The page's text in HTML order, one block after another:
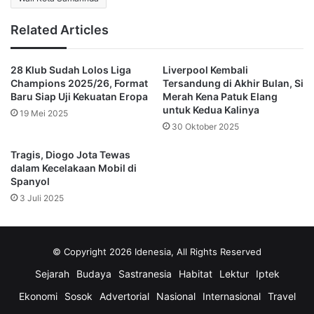
Keputusan tersebut membuat lini belakang Liverpool bisa
bernapas sejenak.
Liverpool Mencoba Mengontrol
Tempo, Tapi Finishing Tumpul
Memasuki 30 menit pertama, Liverpool menguasai bola
Ekitike mendapatkan kesempatan emas pada menit ke-31,
namun sepakannya dapat ditepis Kovar. Dari sepak pojok
yang dihasilkan, Virgil van Dijk hampir membuat gol melalui
memantul keluar.
Ekitike kembali mencoba memperbesar peluang Liverpool,
yang tampil luar biasa. Hingga turun minum, kedua tim
Related Articles
28 Klub Sudah Lolos Liga
Champions 2025/26, Format
Baru Siap Uji Kekuatan Eropa
19 Mei 2025
Liverpool Kembali
Tersandung di Akhir Bulan, Si
Merah Kena Patuk Elang
untuk Kedua Kalinya
30 Oktober 2025
Tragis, Diogo Jota Tewas
dalam Kecelakaan Mobil di
Spanyol
3 Juli 2025
© Copyright 2026 Idenesia, All Rights Reserved
Sejarah Budaya Sastranesia Habitat Lektur
Iptek
Ekonomi
Sosok Advertorial Nasional Internasional
Travel